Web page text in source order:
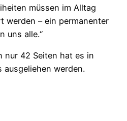
müssen im Alltag
werden – ein permanenter
uns alle.“
nur 42 Seiten hat es in
ausgeliehen werden.